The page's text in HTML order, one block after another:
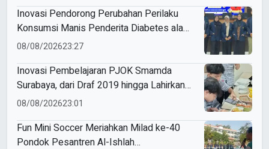
Inovasi Pendorong Perubahan Perilaku
Konsumsi Manis Penderita Diabetes ala
Mahasiswa Unesa
08/08/202623:27
Inovasi Pembelajaran PJOK Smamda
Surabaya, dari Draf 2019 hingga Lahirkan
Modul Gizi Digital
08/08/202623:01
Fun Mini Soccer Meriahkan Milad ke-40
Pondok Pesantren Al-Ishlah